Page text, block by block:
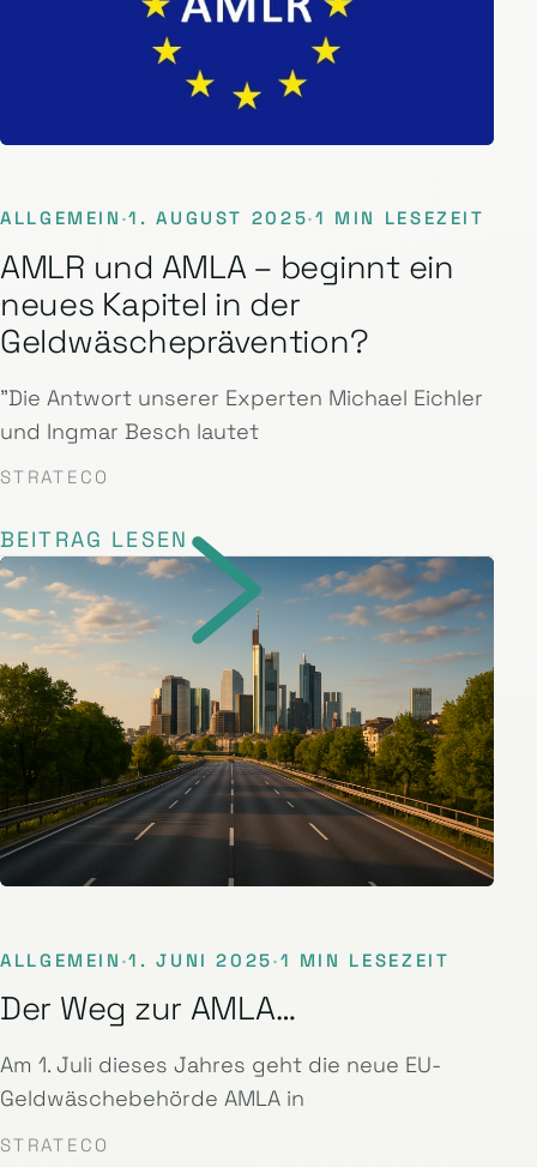
ALLGEMEIN ·1. AUGUST 2025·1 MIN LESEZEIT
AMLR und AMLA – beginnt ein
neues Kapitel in der
Geldwäscheprävention?
"Die Antwort unserer Experten Michael Eichler
und Ingmar Besch lautet
STRATECO
BEITRAG LESEN
ALLGEMEIN ·1. JUNI 2025·1 MIN LESEZEIT
Der Weg zur AMLA…
Am 1. Juli dieses Jahres geht die neue EU-
Geldwäschebehörde AMLA in
STRATECO